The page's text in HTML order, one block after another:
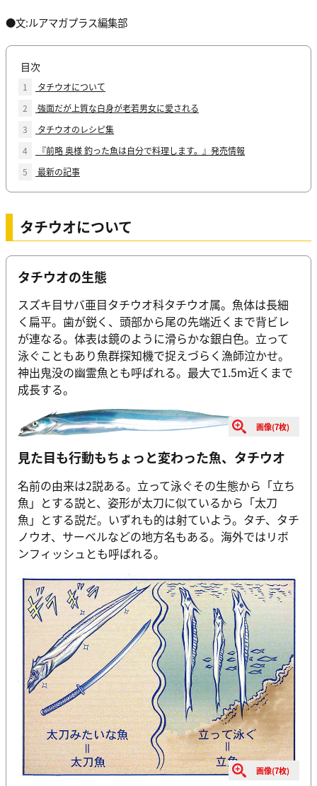
●文:ルアマガプラス編集部
目次
1
タチウオについて
2
強面だが上質な白身が老若男女に愛される
3
タチウオのレシピ集
4
『前略 奥様 釣った魚は自分で料理します。』発売情報
5
最新の記事
タチウオについて
タチウオの生態
スズキ目サバ亜目タチウオ科タチウオ属。魚体は長細
く扁平。歯が鋭く、頭部から尾の先端近くまで背ビレ
が連なる。体表は鏡のように滑らかな銀白色。立って
泳ぐこともあり魚群探知機で捉えづらく漁師泣かせ。
神出鬼没の幽霊魚とも呼ばれる。最大で1.5m近くまで
成長する。
画像(7枚)
見た目も行動もちょっと変わった魚、タチウオ
名前の由来は2説ある。立って泳ぐその生態から「立ち
魚」とする説と、姿形が太刀に似ているから「太刀
魚」とする説だ。いずれも的は射ていよう。タチ、タチ
ノウオ、サーベルなどの地方名もある。海外ではリボ
ンフィッシュとも呼ばれる。
画像(7枚)